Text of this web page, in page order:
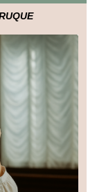
hidratante